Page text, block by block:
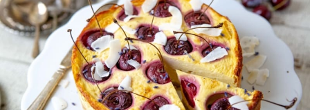
Témata
Recepty
Články